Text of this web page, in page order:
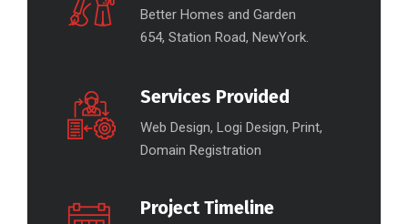
Better Homes and Garden
654, Station Road, NewYork.
Services Provided
Web Design, Logi Design, Print,
Domain Registration
Project Timeline